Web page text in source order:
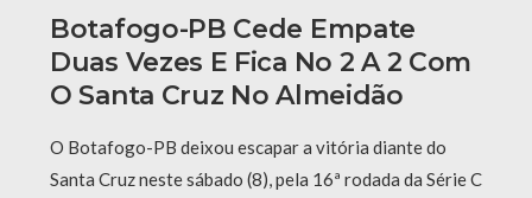
Botafogo-PB Cede Empate
Duas Vezes E Fica No 2 A 2 Com
O Santa Cruz No Almeidão
O Botafogo-PB deixou escapar a vitória diante do
Santa Cruz neste sábado (8), pela 16ª rodada da Série C